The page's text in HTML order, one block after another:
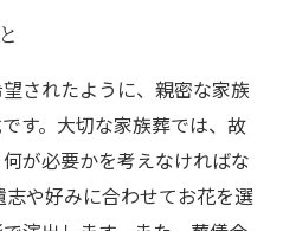
されたように、親密な家族
す。大切な家族葬では、故
が必要かを考えなければな
や好みに合わせてお花を選